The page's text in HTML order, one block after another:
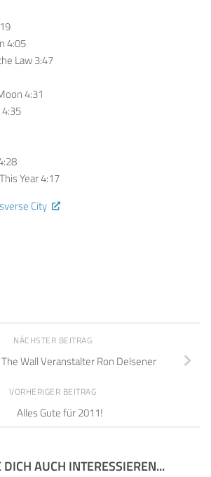
4:05
Law 3:47
4:31
Year 4:17
City
NÄCHSTER BEITRAG
Wall Veranstalter Ron Delsener
VORHERIGER BEITRAG
Alles Gute für 2011!
AUCH INTERESSIEREN...